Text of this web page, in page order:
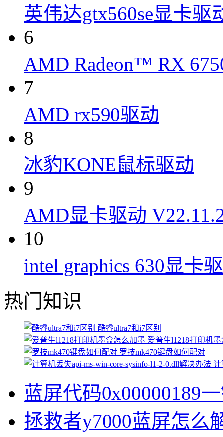
英伟达gtx560se显卡驱
6
AMD Radeon™ RX
7
AMD rx590驱动
8
冰豹KONE鼠标驱动
9
AMD显卡驱动
10
intel graphics 630显卡
热门知识
酷睿ultra7和i7区别
爱普生l1218打印机
罗技mk470键盘如何配对
计
蓝屏代码0x00000189
拯救者y7000蓝屏怎么